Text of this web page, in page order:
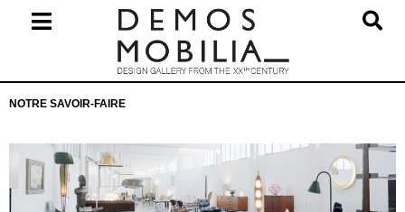
Navigation
NOTRE SAVOIR-FAIRE